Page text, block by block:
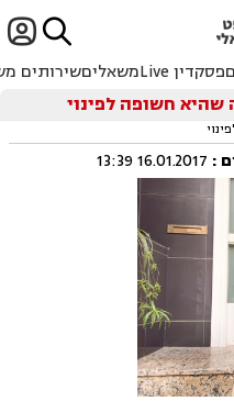
ﱐ
פסקדין Live משאליםשירותים
חשופה לפינוי
:
16.01.2017 13:39